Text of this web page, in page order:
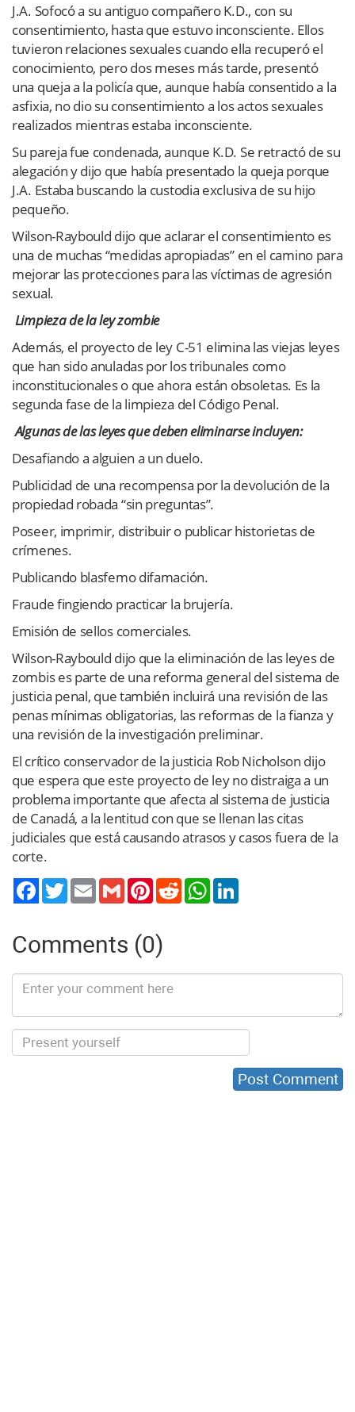
J.A. Sofocó a su antiguo compañero K.D., con su
consentimiento, hasta que estuvo inconsciente. Ellos
tuvieron relaciones sexuales cuando ella recuperó el
conocimiento, pero dos meses más tarde, presentó
una queja a la policía que, aunque había consentido a la
asfixia, no dio su consentimiento a los actos sexuales
realizados mientras estaba inconsciente.
Su pareja fue condenada, aunque K.D. Se retractó de su
alegación y dijo que había presentado la queja porque
J.A. Estaba buscando la custodia exclusiva de su hijo
pequeño.
Wilson-Raybould dijo que aclarar el consentimiento es
una de muchas “medidas apropiadas” en el camino para
mejorar las protecciones para las víctimas de agresión
sexual.
Limpieza de la ley zombie
Además, el proyecto de ley C-51 elimina las viejas leyes
que han sido anuladas por los tribunales como
inconstitucionales o que ahora están obsoletas. Es la
segunda fase de la limpieza del Código Penal.
Algunas de las leyes que deben eliminarse incluyen:
Desafiando a alguien a un duelo.
Publicidad de una recompensa por la devolución de la
propiedad robada “sin preguntas”.
Poseer, imprimir, distribuir o publicar historietas de
crímenes.
Publicando blasfemo difamación.
Fraude fingiendo practicar la brujería.
Emisión de sellos comerciales.
Wilson-Raybould dijo que la eliminación de las leyes de
zombis es parte de una reforma general del sistema de
justicia penal, que también incluirá una revisión de las
penas mínimas obligatorias, las reformas de la fianza y
una revisión de la investigación preliminar.
El crítico conservador de la justicia Rob Nicholson dijo
que espera que este proyecto de ley no distraiga a un
problema importante que afecta al sistema de justicia
de Canadá, a la lentitud con que se llenan las citas
judiciales que está causando atrasos y casos fuera de la
corte.
TwitterEmail Gmail PinterestReddit WhatsApp
Comments (0)